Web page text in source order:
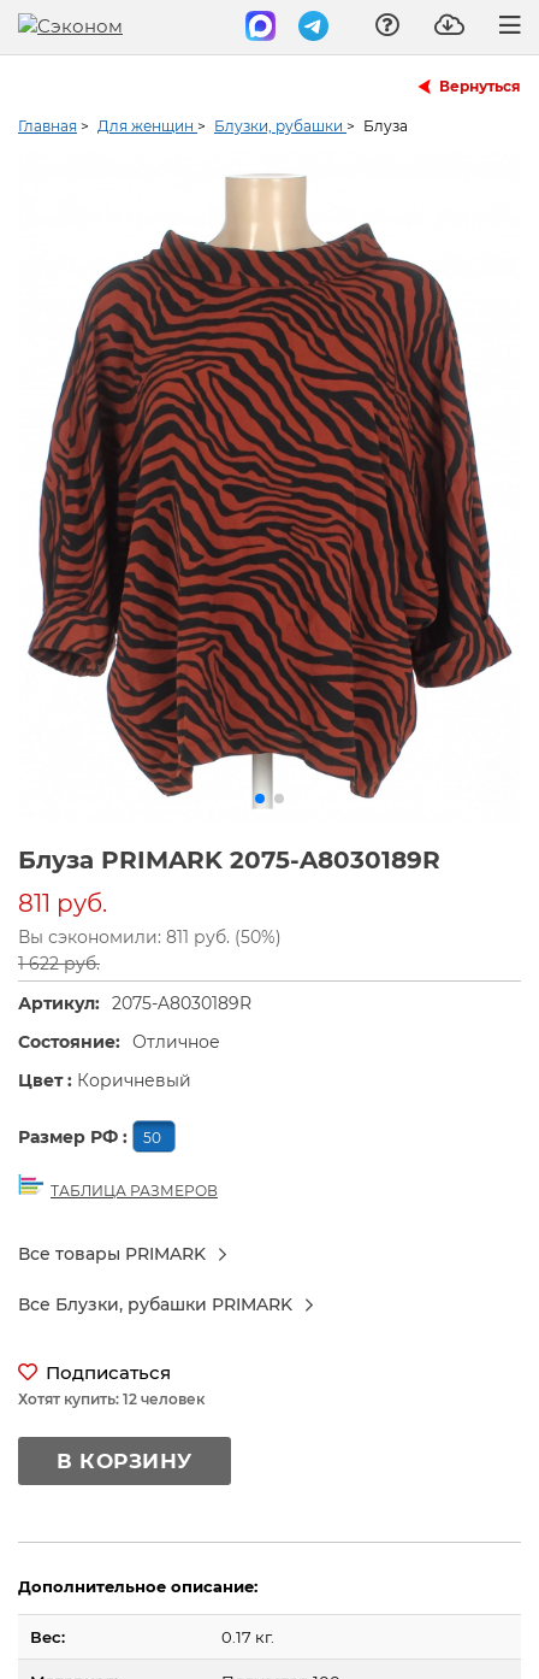
Вернуться
Главная > Для женщин > Блузки, рубашки > Блуза
Блуза PRIMARK 2075-A8030189R
811 руб.
Вы сэкономили: 811 руб. (50%)
1 622 руб.
Артикул: 2075-A8030189R
Состояние: Отличное
Цвет : Коричневый
Размер РФ : 50
ТАБЛИЦА РАЗМЕРОВ
Все товары PRIMARK
Все Блузки, рубашки PRIMARK
Подписаться
Хотят купить: 12 человек
В КОРЗИНУ
Дополнительное описание:
Вес: 0.17 кг.